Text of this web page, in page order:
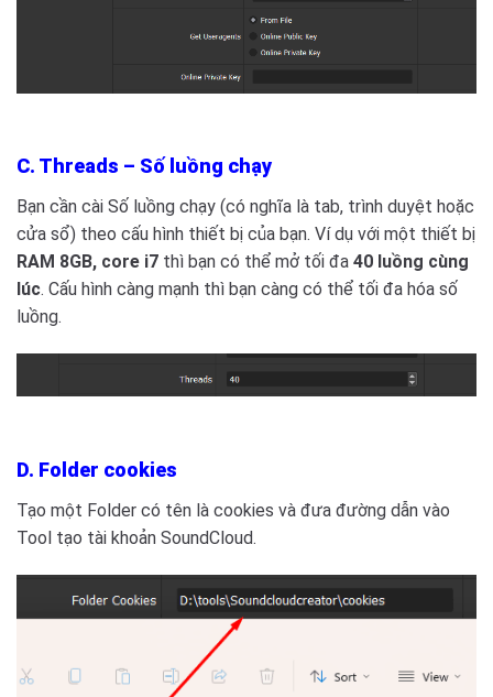
C. Threads – Số luồng chạy
Bạn cần cài Số luồng chạy (có nghĩa là tab, trình duyệt hoặc
cửa sổ) theo cấu hình thiết bị của bạn. Ví dụ với một thiết bị
RAM 8GB, core i7 thì bạn có thể mở tối đa 40 luồng cùng
lúc. Cấu hình càng mạnh thì bạn càng có thể tối đa hóa số
luồng.
D. Folder cookies
Tạo một Folder có tên là cookies và đưa đường dẫn vào
Tool tạo tài khoản SoundCloud.